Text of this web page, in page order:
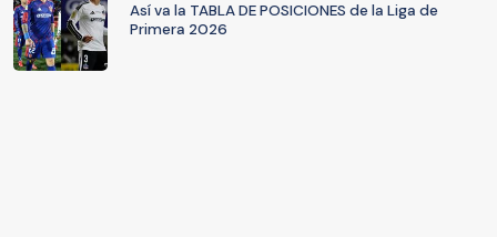
Así va la TABLA DE POSICIONES de la Liga de
Primera 2026